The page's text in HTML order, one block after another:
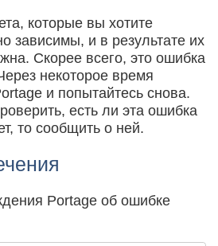
которые вы хотите
зависимы, и в результате их
Скорее всего, это ошибка
некоторое время
и попытайтесь снова.
есть ли эта ошибка
то сообщить о ней.
Portage об ошибке